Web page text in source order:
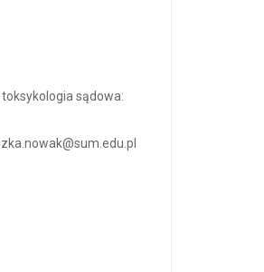
sądowa: